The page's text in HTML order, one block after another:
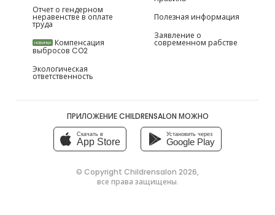
Отчет о гендерном
неравенстве в оплате
труда
НОВИНКИ Компенсация
выбросов CO2
Экологическая
ответственность
Полезная информация
Заявление о
современном рабстве
ПРИЛОЖЕНИЕ CHILDRENSALON МОЖНО
Скачать в
App Store
Установить через
Google Play
© Copyright Childrensalon 2026,
все права защищены.